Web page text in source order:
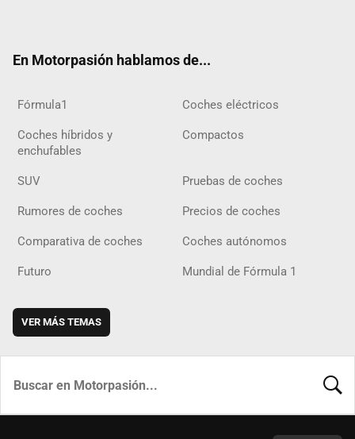
En Motorpasión hablamos de...
Fórmula1 Coches eléctricos
Coches híbridos y
enchufables
Compactos
SUV Pruebas de coches
Rumores de coches Precios de coches
Comparativa de coches Coches autónomos
Futuro Mundial de Fórmula 1
VER MÁS TEMAS